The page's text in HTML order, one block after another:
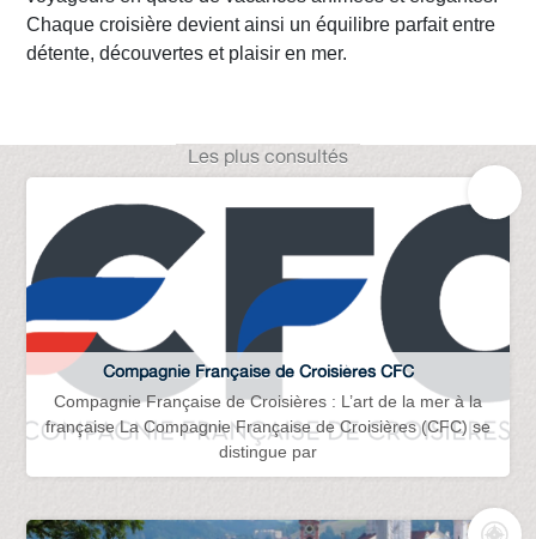
Chaque croisière devient ainsi un équilibre parfait entre
détente, découvertes et plaisir en mer.
Les plus consultés
Compagnie Française de Croisières CFC
Compagnie Française de Croisières : L’art de la mer à la
française La Compagnie Française de Croisières (CFC) se
distingue par